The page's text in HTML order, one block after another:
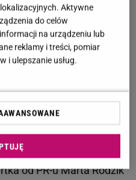
kobietę na
w trudnej sytuacji.
od PR-u Marta Rodzik
Aktywne
do celów
na urządzeniu lub
reklamy i treści, pomiar
i ulepszanie usług.